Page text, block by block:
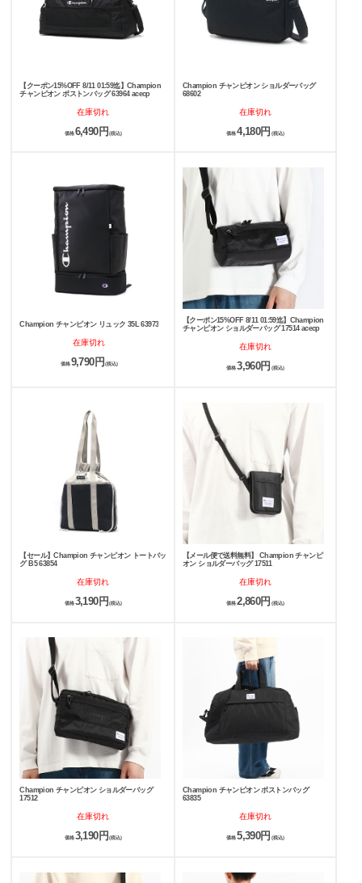
【クーポン15%OFF 8/11 01:59迄】Champion
チャンピオン ボストンバッグ 63964 acecp
在庫切れ
価格 6,490円(税込)
Champion チャンピオン ショルダーバッグ
68602
在庫切れ
価格4,180円 (税込)
Champion チャンピオン リュック 35L 63973
在庫切れ
価格 9,790円 (税込)
【クーポン15%OFF 8/11 01:59迄】Champion
チャンピオン ショルダーバッグ 17514 acecp
在庫切れ
価格3,960円 (税込)
【セール】Champion チャンピオン トートバッ
グ B5 63854
在庫切れ
価格 3,190円(税込)
【メール便で送料無料】 Champion チャンピ
オン ショルダーバッグ 17511
在庫切れ
価格2,860円 (税込)
Champion チャンピオン ショルダーバッグ
17512
在庫切れ
価格 3,190円 (税込)
Champion チャンピオン ボストンバッグ
63835
在庫切れ
価格5,390円 (税込)